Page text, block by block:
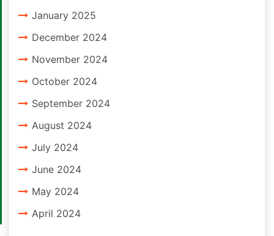
January 2025
December 2024
November 2024
October 2024
September 2024
August 2024
July 2024
June 2024
May 2024
April 2024